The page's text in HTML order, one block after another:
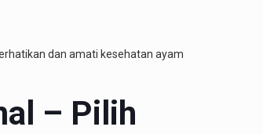
dan amati kesehatan ayam
– Pilih